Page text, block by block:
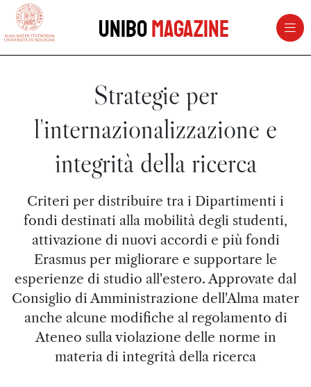
vai al contenuto della pagina
UniboMagazine
Strategie per
l'internazionalizzazione e
integrità della ricerca
Criteri per distribuire tra i Dipartimenti i
fondi destinati alla mobilità degli studenti,
attivazione di nuovi accordi e più fondi
Erasmus per migliorare e supportare le
esperienze di studio all'estero. Approvate dal
Consiglio di Amministrazione dell'Alma mater
anche alcune modifiche al regolamento di
Ateneo sulla violazione delle norme in
materia di integrità della ricerca